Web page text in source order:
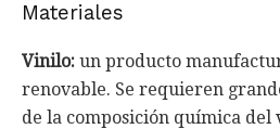
Materiales
Vinilo: un producto
renovable. Se requieren
de la composición química del